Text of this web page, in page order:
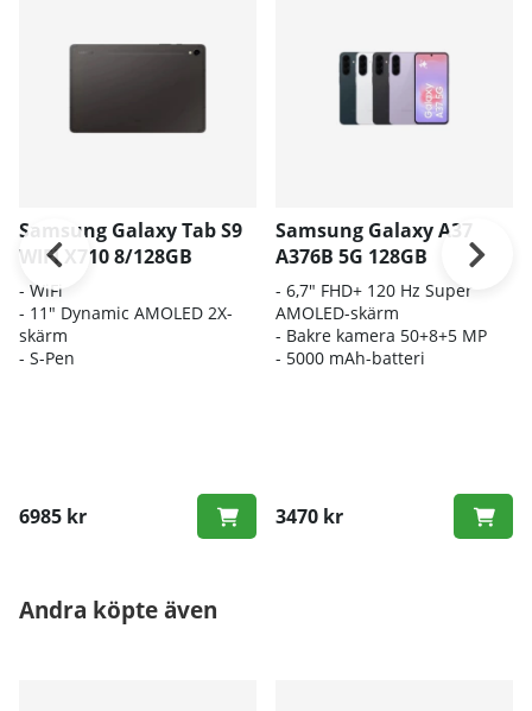
Samsung Galaxy Tab S9
WIFI X710 8/128GB
- WiFi
- 11" Dynamic AMOLED 2X-
skärm
- S-Pen
6985 kr
Samsung Galaxy A37
A376B 5G 128GB
- 6,7" FHD+ 120 Hz Super
AMOLED-skärm
- Bakre kamera 50+8+5 MP
- 5000 mAh-batteri
3470 kr
Andra köpte även